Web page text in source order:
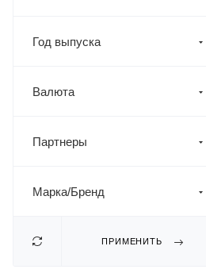
Год выпуска
Валюта
Партнеры
Марка/Бренд
ПРИМЕНИТЬ